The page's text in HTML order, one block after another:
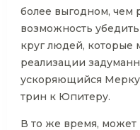
более выгодном, чем
возможность
круг людей, которые
реализации
ускоряющийся
трин к Юпитеру.
В то же время, может